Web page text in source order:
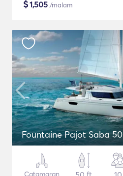
$1,505 /malam
Fountaine Pajot Saba 50
Catamaran